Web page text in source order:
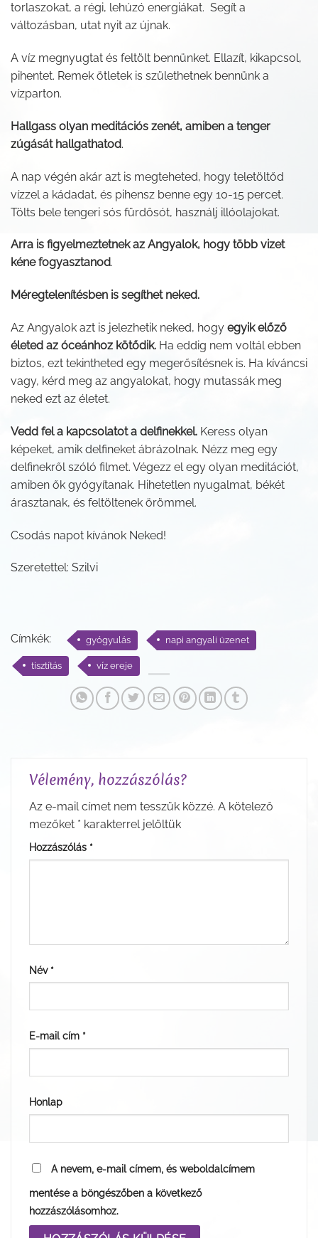
torlaszokat, a régi, lehúzó energiákat. Segít a
változásban, utat nyit az újnak.
A víz megnyugtat és feltölt bennünket. Ellazít, kikapcsol,
pihentet. Remek ötletek is születhetnek bennünk a
vízparton.
Hallgass olyan meditációs zenét, amiben a tenger
zúgását hallgathatod.
A nap végén akár azt is megteheted, hogy teletöltőd
vízzel a kádadat, és pihensz benne egy 10-15 percet.
Tölts bele tengeri sós fürdősót, használj illóolajokat.
Arra is figyelmeztetnek az Angyalok, hogy több vizet
kéne fogyasztanod.
Méregtelenítésben is segíthet neked.
Az Angyalok azt is jelezhetik neked, hogy egyik előző
életed az óceánhoz kötődik. Ha eddig nem voltál ebben
biztos, ezt tekintheted egy megerősítésnek is. Ha kíváncsi
vagy, kérd meg az angyalokat, hogy mutassák meg
neked ezt az életet.
Vedd fel a kapcsolatot a delfinekkel. Keress olyan
képeket, amik delfineket ábrázolnak. Nézz meg egy
delfinekről szóló filmet. Végezz el egy olyan meditációt,
amiben ők gyógyítanak. Hihetetlen nyugalmat, békét
árasztanak, és feltöltenek örömmel.
Csodás napot kívánok Neked!
Szeretettel: Szilvi
Címkék: gyógyulás napi angyali üzenet
tisztítás víz ereje
Vélemény, hozzászólás?
Az e-mail címet nem tesszük közzé. A kötelező
mezőket * karakterrel jelöltük
Hozzászólás *
Név *
E-mail cím *
Honlap
A nevem, e-mail címem, és weboldalcímem
mentése a böngészőben a következő
hozzászólásomhoz.